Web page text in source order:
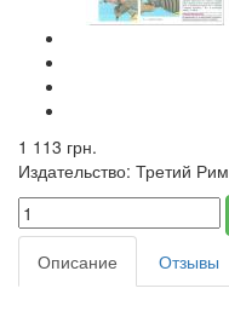
1 113 грн.
Издательство: Третий Рим
Описание
Отзывы